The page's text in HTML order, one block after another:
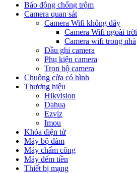
Báo động chống trộm
Camera quan sát
Camera Wifi không dây
Camera Wifi ngoài trời
Camera wifi trong nhà
Đầu ghi camera
Phụ kiện camera
Trọn bộ camera
Chuông cửa có hình
Thương hiệu
Hikvision
Dahua
Ezviz
Imou
Khóa điện tử
Máy bộ đàm
Máy chấm công
Máy đếm tiền
Thiết bị mạng